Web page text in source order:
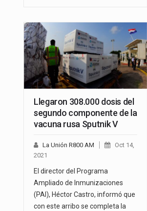
Llegaron 308.000 dosis del
segundo componente de la
vacuna rusa Sputnik V
La Unión R800 AM
Oct 14,
2021
El director del Programa
Ampliado de Inmunizaciones
(PAI), Héctor Castro, informó que
con este arribo se completa la